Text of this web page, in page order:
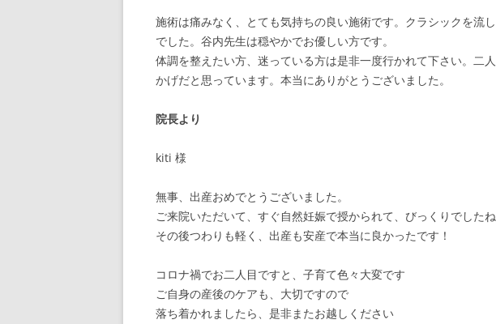
施術は痛みなく、とても気持ちの良い施術です。クラシックを流
でした。谷内先生は穏やかでお優しい方です。
体調を整えたい方、迷っている方は是非一度行かれて下さい。二
かげだと思っています。本当にありがとうございました。
院長より
kiti 様
無事、出産おめでとうございました。
ご来院いただいて、すぐ自然妊娠で授かられて、びっくりでしたね
その後つわりも軽く、出産も安産で本当に良かったです！
コロナ禍でお二人目ですと、子育て色々大変です
ご自身の産後のケアも、大切ですので
落ち着かれましたら、是非またお越しください